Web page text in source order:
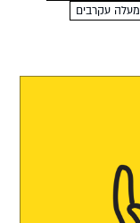
מעלה עקרבים